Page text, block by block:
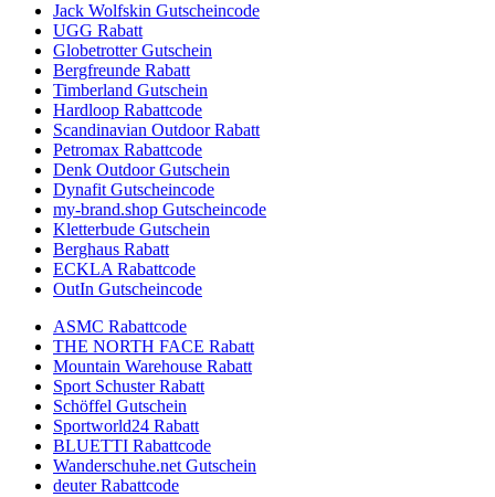
Jack Wolfskin Gutscheincode
UGG Rabatt
Globetrotter Gutschein
Bergfreunde Rabatt
Timberland Gutschein
Hardloop Rabattcode
Scandinavian Outdoor Rabatt
Petromax Rabattcode
Denk Outdoor Gutschein
Dynafit Gutscheincode
my-brand.shop Gutscheincode
Kletterbude Gutschein
Berghaus Rabatt
ECKLA Rabattcode
OutIn Gutscheincode
ASMC Rabattcode
THE NORTH FACE Rabatt
Mountain Warehouse Rabatt
Sport Schuster Rabatt
Schöffel Gutschein
Sportworld24 Rabatt
BLUETTI Rabattcode
Wanderschuhe.net Gutschein
deuter Rabattcode